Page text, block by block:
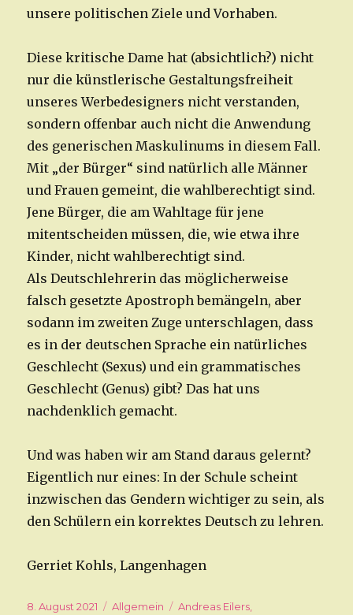
unsere politischen Ziele und Vorhaben.
Diese kritische Dame hat (absichtlich?) nicht
nur die künstlerische Gestaltungsfreiheit
unseres Werbedesigners nicht verstanden,
sondern offenbar auch nicht die Anwendung
des generischen Maskulinums in diesem Fall.
Mit „der Bürger“ sind natürlich alle Männer
und Frauen gemeint, die wahlberechtigt sind.
Jene Bürger, die am Wahltage für jene
mitentscheiden müssen, die, wie etwa ihre
Kinder, nicht wahlberechtigt sind.
Als Deutschlehrerin das möglicherweise
falsch gesetzte Apostroph bemängeln, aber
sodann im zweiten Zuge unterschlagen, dass
es in der deutschen Sprache ein natürliches
Geschlecht (Sexus) und ein grammatisches
Geschlecht (Genus) gibt? Das hat uns
nachdenklich gemacht.
Und was haben wir am Stand daraus gelernt?
Eigentlich nur eines: In der Schule scheint
inzwischen das Gendern wichtiger zu sein, als
den Schülern ein korrektes Deutsch zu lehren.
Gerriet Kohls, Langenhagen
Veröffentlicht
8. August 2021 Kategorien
Allgemein Schlagwörter
Andreas Eilers